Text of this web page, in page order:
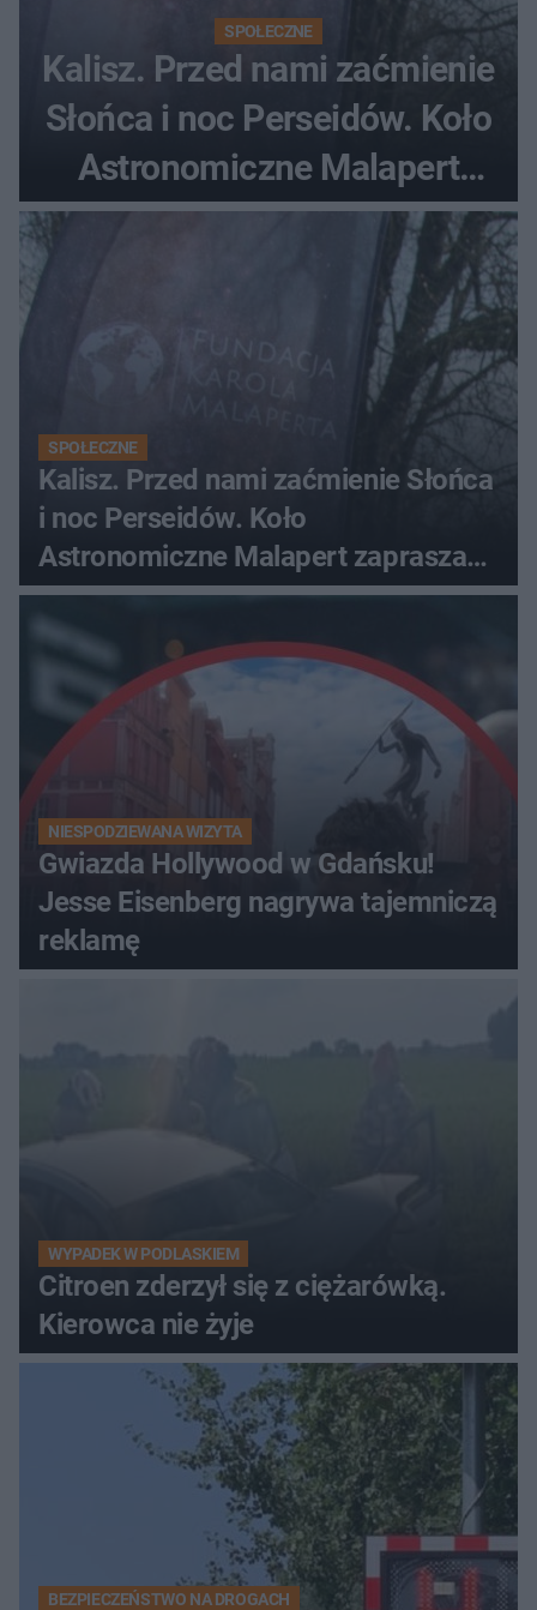
SPOŁECZNE
Kalisz. Przed nami zaćmienie
Słońca i noc Perseidów. Koło
Astronomiczne Malapert
zaprasza na wspólne
SPOŁECZNE
Kalisz. Przed nami zaćmienie Słońca
i noc Perseidów. Koło
Astronomiczne Malapert zaprasza
na wspólne obserwacje
NIESPODZIEWANA WIZYTA
Gwiazda Hollywood w Gdańsku!
Jesse Eisenberg nagrywa tajemniczą
reklamę
WYPADEK W PODLASKIEM
Citroen zderzył się z ciężarówką.
Kierowca nie żyje
BEZPIECZEŃSTWO NA DROGACH